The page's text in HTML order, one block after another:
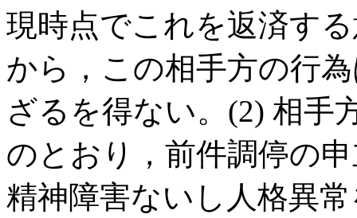
現時点でこれを返済す
から，この相手方の行
ざるを得ない。(2) 相手
のとおり，前件調停の
精神障害ないし人格異